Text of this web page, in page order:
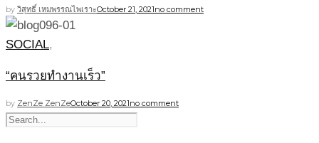
by วิสุทธิ์ เหมพรรณไพเราะOctober 21, 2021no comment
SOCIAL,
“คนรวยทำงานเร็ว”
by ZenZe ZenZeOctober 20, 2021no comment